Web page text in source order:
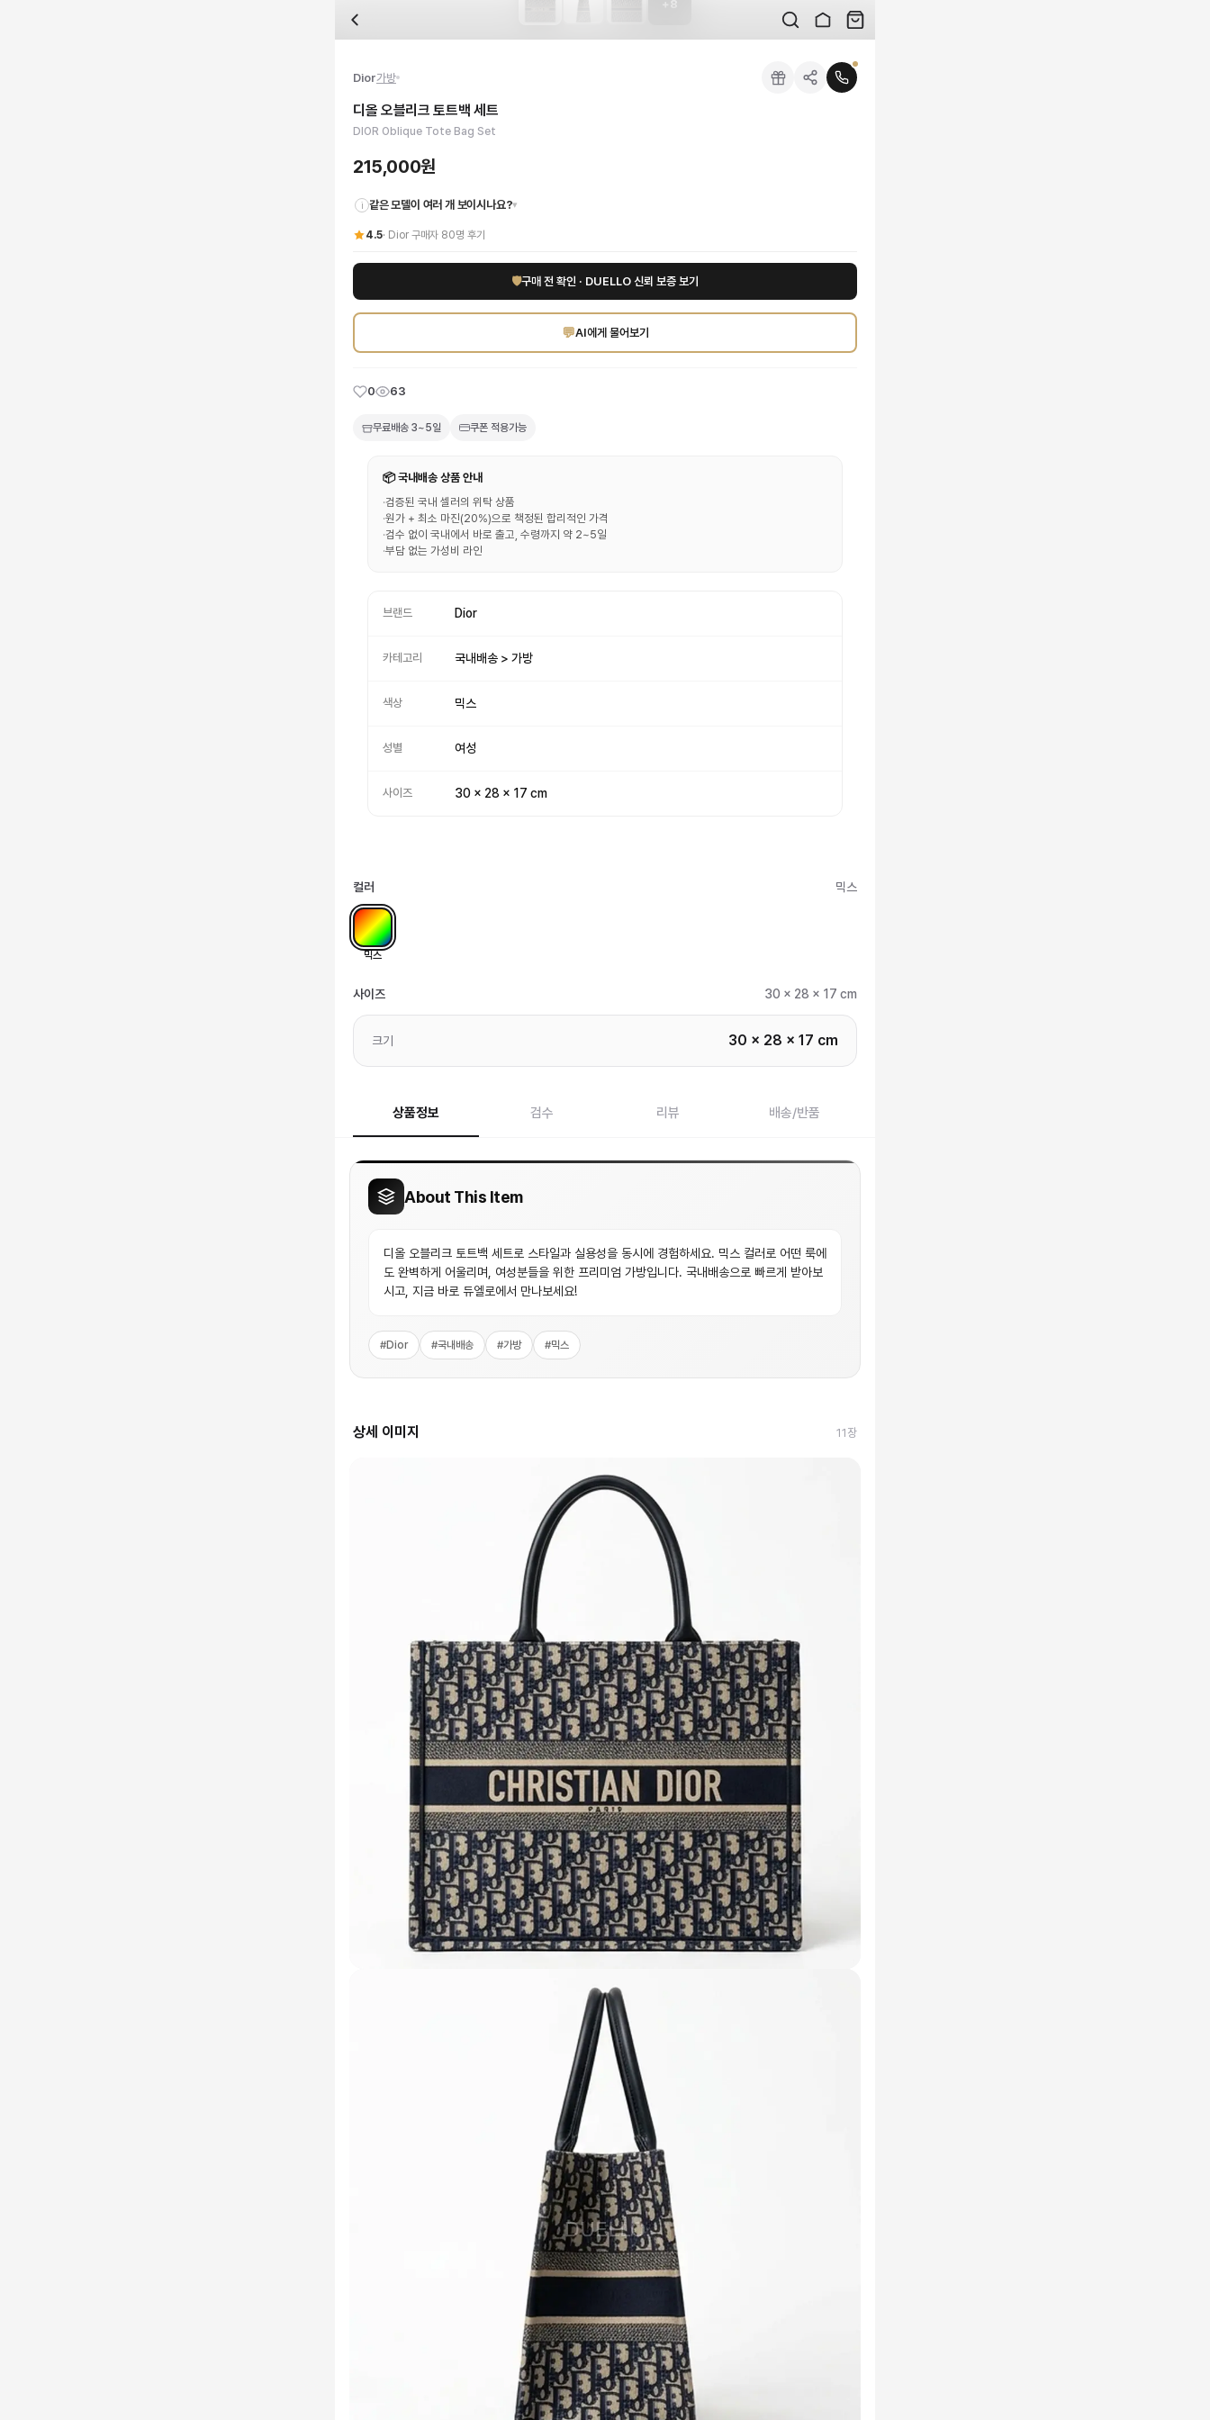
전문 스태프가 실물 상품을 직접 확인한 후 검수 사진을 제공합니다. 가죽 재질, 로고 각인, 스티치 간격, 하드웨어 색상, 내부 마감을 확인하며, 상품당 평균 4~8장의 검수 사진을 받아보실 수 있습니다.
수령 후 7일 이내 신청하시면 상품 하자, 사이즈 불일치, 고객 변심 모두 교환·반품이 가능합니다. 고객 변심 시 반품 배송비는 고객 부담이며, 상품 하자 시에는 무료입니다.
네, 쿠폰과 적립금을 결제 시 함께 사용하실 수 있습니다. 적립금은 1,000원 이상부터 사용 가능합니다.
디올 오블리크 토트백 세트로 스타일과 실용성을 동시에 경험하세요. 믹스 컬러로 어떤 룩에도 완벽하게 어울리며, 여성분들을 위한 프리미엄 가방입니다. 국내배송으로 빠르게 받아보시고, 지금 바로 듀엘로에서 만나보세요!
을 DUELLO에서 만나보세요. 고퀄리티 하이엔드 인증 상품. 무료배송.
8
Dior가방
디올 오블리크 토트백 세트
DIOR Oblique Tote Bag Set
215,000원
i 같은 모델이 여러 개 보이시나요?▾
4.5· Dior 구매자 80명 후기
🛡구매 전 확인 · DUELLO 신뢰 보증 보기
💬AI에게 물어보기
0 63
무료배송 3~5일 쿠폰 적용가능
📦 국내배송 상품 안내
·검증된 국내 셀러의 위탁 상품
·원가 + 최소 마진(20%)으로 책정된 합리적인 가격
·검수 없이 국내에서 바로 출고, 수령까지 약 2~5일
·부담 없는 가성비 라인
브랜드 Dior
카테고리 국내배송 > 가방
색상 믹스
성별 여성
사이즈 30 x 28 x 17 cm
컬러 믹스
믹스
사이즈 30 x 28 x 17 cm
크기 30 x 28 x 17 cm
상품정보 검수 리뷰 배송/반품
About This Item
디올 오블리크 토트백 세트로 스타일과 실용성을 동시에 경험하세요. 믹스 컬러로 어떤 룩에
도 완벽하게 어울리며, 여성분들을 위한 프리미엄 가방입니다. 국내배송으로 빠르게 받아보
시고, 지금 바로 듀엘로에서 만나보세요!
#Dior #국내배송 #가방 #믹스
상세 이미지 11 장